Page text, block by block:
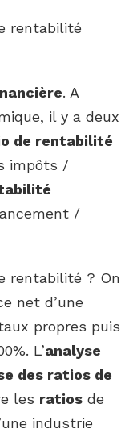
rentabilité
. A
il y a deux
de rentabilité
impôts /
/
rentabilité ? On
net d’une
propres puis
L’analyse
des ratios de
les ratios de
industrie